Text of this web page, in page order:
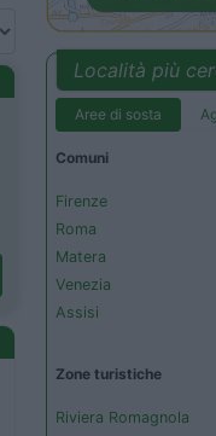
Località più
Aree di sosta
Comuni
Firenze
Roma
Matera
Venezia
Assisi
Zone turistiche
Riviera Romagnola